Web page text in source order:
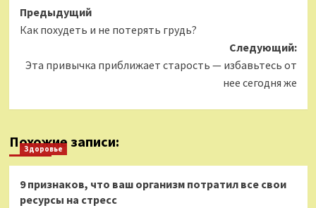
Навигация
записи
Предыдущий
Как похудеть и не потерять грудь?
Следующий:
Эта привычка приближает старость — избавьтесь от
нее сегодня же
Похожие записи:
Здоровье
9 признаков, что ваш организм потратил все свои
ресурсы на стресс